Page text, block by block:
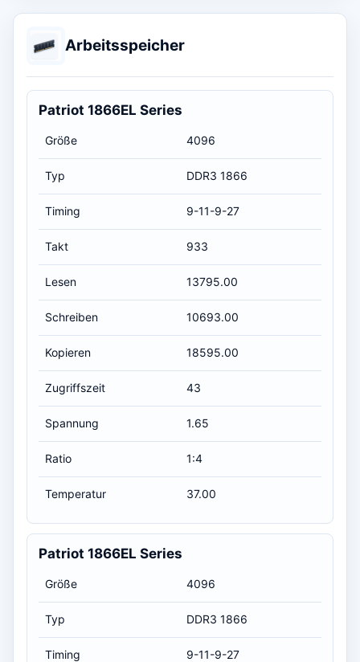
Arbeitsspeicher
Patriot 1866EL Series
Größe 4096
Typ DDR3 1866
Timing 9-11-9-27
Takt 933
Lesen 13795.00
Schreiben 10693.00
Kopieren 18595.00
Zugriffszeit 43
Spannung 1.65
Ratio 1:4
Temperatur 37.00
Patriot 1866EL Series
Größe 4096
Typ DDR3 1866
Timing 9-11-9-27